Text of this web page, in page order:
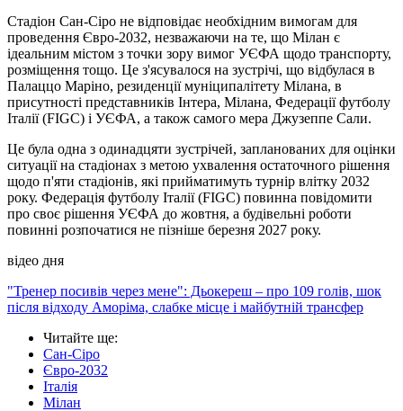
Стадіон Сан-Сіро не відповідає необхідним вимогам для
проведення Євро-2032, незважаючи на те, що Мілан є
ідеальним містом з точки зору вимог УЄФА щодо транспорту,
розміщення тощо. Це з'ясувалося на зустрічі, що відбулася в
Палаццо Маріно, резиденції муніципалітету Мілана, в
присутності представників Інтера, Мілана, Федерації футболу
Італії (FIGC) і УЄФА, а також самого мера Джузеппе Сали.
Це була одна з одинадцяти зустрічей, запланованих для оцінки
ситуації на стадіонах з метою ухвалення остаточного рішення
щодо п'яти стадіонів, які прийматимуть турнір влітку 2032
року. Федерація футболу Італії (FIGC) повинна повідомити
про своє рішення УЄФА до жовтня, а будівельні роботи
повинні розпочатися не пізніше березня 2027 року.
відео дня
"Тренер посивів через мене": Дьокереш – про 109 голів, шок
після відходу Аморіма, слабке місце і майбутній трансфер
Читайте ще:
Сан-Сіро
Євро-2032
Італія
Мілан